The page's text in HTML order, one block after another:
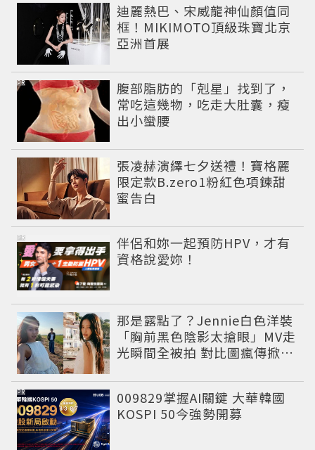
迪麗熱巴、宋威龍神仙顏值同
框！MIKIMOTO頂級珠寶北京
亞洲首展
腹部脂肪的「剋星」找到了，
常吃這幾物，吃走大肚囊，瘦
出小蠻腰
PR
張凌赫演繹七夕送禮！寶格麗
限定款B.zero1粉紅色項鍊甜
蜜告白
伴侶和妳一起預防HPV，才有
資格說愛妳！
PR
那是露點了？Jennie白色洋裝
「胸前黑色陰影太搶眼」MV走
光瞬間全被拍 對比圖瘋傳掀論
009829掌握AI關鍵 大華韓國
KOSPI 50今強勢開募
PR